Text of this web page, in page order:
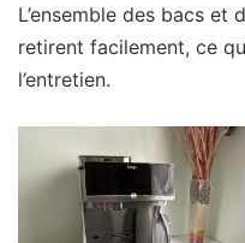
L’ensemble des bacs et
retirent facilement, ce
l’entretien.